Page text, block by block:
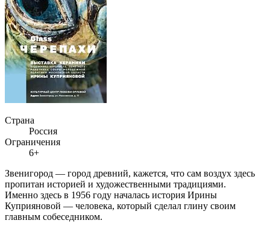
Страна
Россия
Ограничения
6+
Звенигород — город древний, кажется, что сам воздух здесь
пропитан историей и художественными традициями.
Именно здесь в 1956 году началась история Ирины
Куприяновой — человека, который сделал глину своим
главным собеседником.